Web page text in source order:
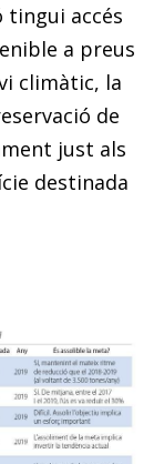
tingui accés
a preus
climàtic, la
de
just als
destinada